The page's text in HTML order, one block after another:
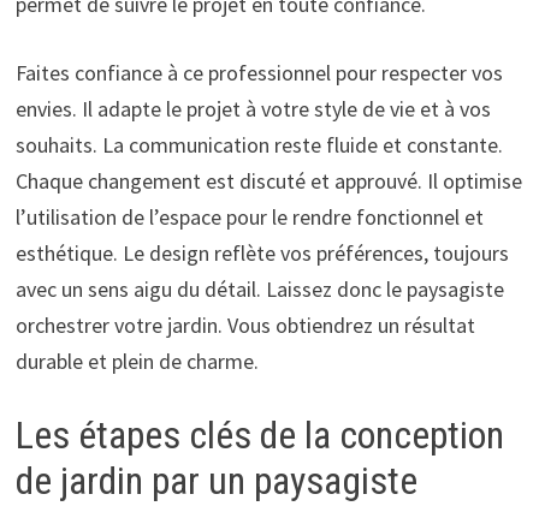
Faites confiance à ce professionnel pour respecter vos
envies. Il adapte le projet à votre style de vie et à vos
souhaits. La communication reste fluide et constante.
Chaque changement est discuté et approuvé. Il optimise
l’utilisation de l’espace pour le rendre fonctionnel et
esthétique. Le design reflète vos préférences, toujours
avec un sens aigu du détail. Laissez donc le paysagiste
orchestrer votre jardin. Vous obtiendrez un résultat
durable et plein de charme.
Les étapes clés de la conception
de jardin par un paysagiste